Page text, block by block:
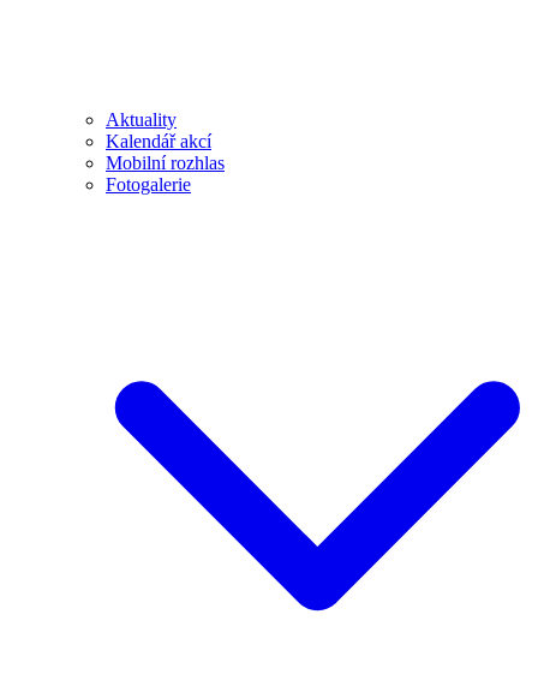
Aktuality
Kalendář akcí
Mobilní rozhlas
Fotogalerie